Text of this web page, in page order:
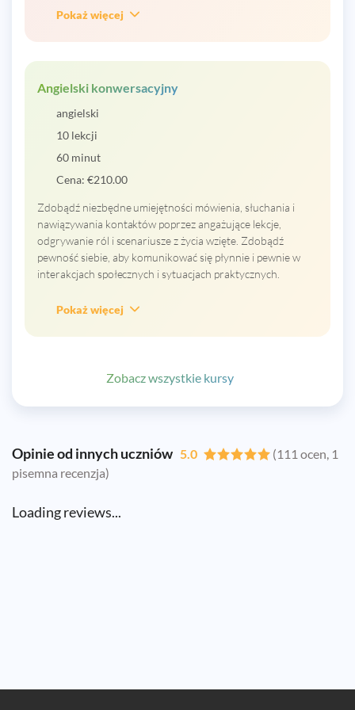
Pokaż więcej
Angielski konwersacyjny
angielski
10 lekcji
60 minut
Cena: €210.00
Zdobądź niezbędne umiejętności mówienia, słuchania i
nawiązywania kontaktów poprzez angażujące lekcje,
odgrywanie ról i scenariusze z życia wzięte. Zdobądź
pewność siebie, aby komunikować się płynnie i pewnie w
interakcjach społecznych i sytuacjach praktycznych.
Pokaż więcej
Zobacz wszystkie kursy
Opinie od innych uczniów 5.0
(111 ocen, 1
pisemna recenzja)
Loading reviews...